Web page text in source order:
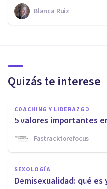
Blanca Ruiz
Quizás te interese
COACHING Y LIDERAZGO
5 valores importantes
Fastracktorefocus
SEXOLOGÍA
Demisexualidad: qué es